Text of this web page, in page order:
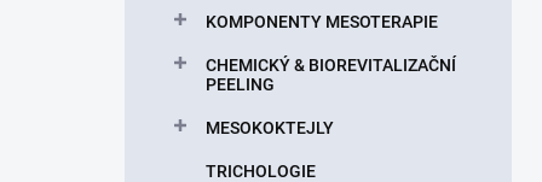
KOMPONENTY MESOTERAPIE
CHEMICKÝ & BIOREVITALIZAČNÍ
PEELING
MESOKOKTEJLY
TRICHOLOGIE